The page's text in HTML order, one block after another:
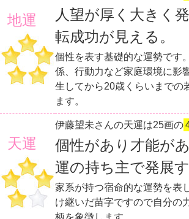
地運
人望が厚く大きく
転成功が見える。
個性を表す基礎的な運勢です
係、行動力など家庭環境に影
生してから20歳くらいまでの
ます。
天運
伊藤望未さんの天運は25画の
個性があり才能が
運の持ち主で発展す
家系が持つ宿命的な運勢を表
け継いだ苗字ですので自分の
柄を象徴します。